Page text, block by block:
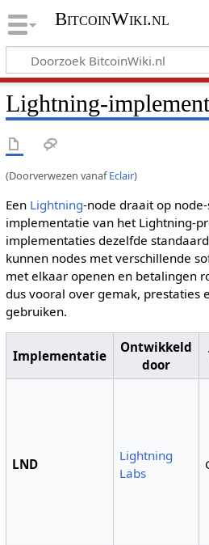
BitcoinWiki.nl
Lightning-
(Doorverwezen vanafEclair)
Een Lightning-node draait op
implementatie van het Lightning-
implementaties dezelfde
kunnen nodes met verschillende
met elkaar openen en betalingen
dus vooral over gemak, prestaties
gebruiken.
Implementatie
Ontwikkeld
door
LND
Lightning
Labs